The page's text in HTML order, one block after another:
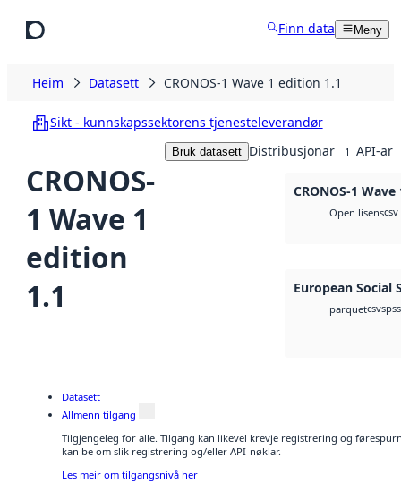
Finn data Meny
Heim Datasett CRONOS-1 Wave 1 edition 1.1
Sikt - kunnskapssektorens tjenesteleverandør
CRONOS-
1 Wave 1
edition
1.1
Bruk datasett Distribusjonar 1 API-ar
CRONOS-1
Open lisenscsv
European Social
parquetcsv
Datasett
Allmenn tilgang
Tilgjengeleg for alle. Tilgang kan likevel krevje registrering og
kan be om slik registrering og/eller API-nøklar.
Les meir om tilgangsnivå her